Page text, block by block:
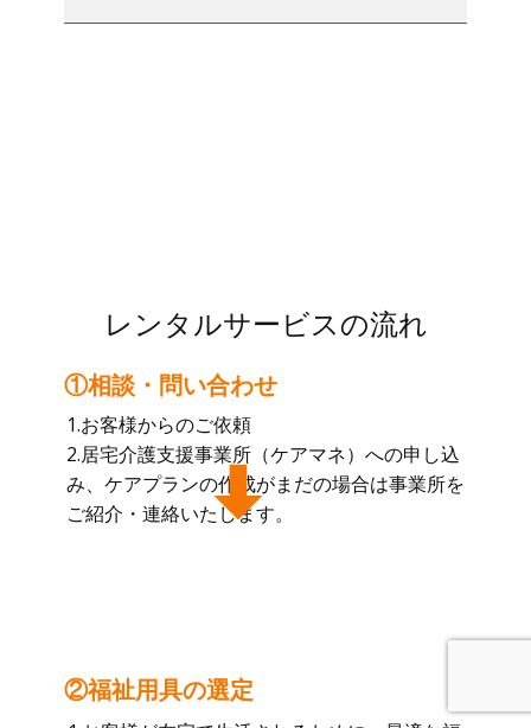
レンタルサービスの流れ
1.お客様からのご依頼
2.居宅介護支援事業所（ケアマネ）への申し込
み、ケアプランの作成がまだの場合は事業所を
ご紹介・連絡いたします。
①相談・問い合わせ
②福祉用具の選定